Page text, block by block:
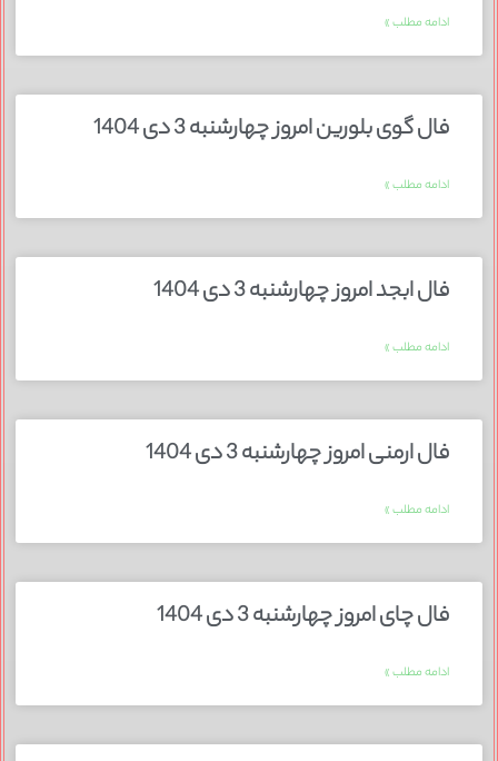
ادامه مطلب »
فال گوی بلورین امروز چهارشنبه 3 دی 1404
ادامه مطلب »
فال ابجد امروز چهارشنبه 3 دی 1404
ادامه مطلب »
فال ارمنی امروز چهارشنبه 3 دی 1404
ادامه مطلب »
فال چای امروز چهارشنبه 3 دی 1404
ادامه مطلب »